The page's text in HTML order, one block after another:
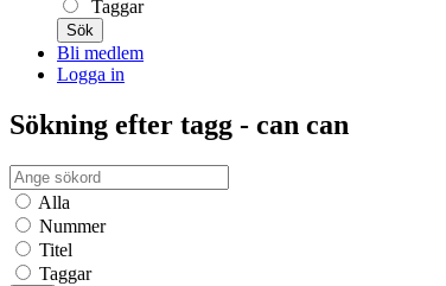
Taggar
Sök
Bli medlem
Logga in
Sökning efter tagg - can can
Alla
Nummer
Titel
Taggar